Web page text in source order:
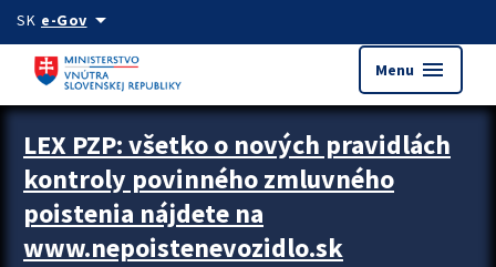
Preskocit na hlavný obsah
SK e-Govarrow_drop_down
Menu menu
Zastavit automatický posun upútavok
LEX PZP: všetko o nových pravidlách
kontroly povinného zmluvného
poistenia nájdete na
www.nepoistenevozidlo.sk